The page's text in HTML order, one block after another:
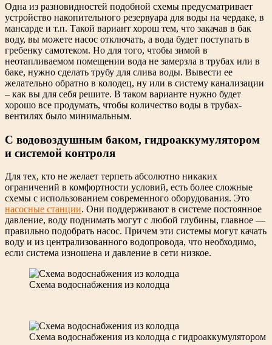
Одна из разновидностей подобной схемы предусматривает
устройство накопительного резервуара для воды на чердаке, в
мансарде и т.п. Такой вариант хорош тем, что закачав в бак
воду, вы можете насос отключать, а вода будет поступать в
гребенку самотеком. Но для того, чтобы зимой в
неотапливаемом помещении вода не замерзла в трубах или в
баке, нужно сделать трубу для слива воды. Вывести ее
желательно обратно в колодец, ну или в систему канализации
– как вы для себя решите. В таком варианте нужно будет
хорошо все продумать, чтобы количество воды в трубах-
вентилях было минимальным.
С водовоздушным баком, гидроаккумулятором
и системой контроля
Для тех, кто не желает терпеть абсолютно никаких
ограничений в комфортности условий, есть более сложные
схемы с использованием современного оборудования. Это
насосные станции. Они поддерживают в системе постоянное
давление, воду поднимать могут с любой глубины, главное —
правильно подобрать насос. Причем эти системы могут качать
воду и из централизованного водопровода, что необходимо,
если система изношена и давление в сети низкое.
Cхема водоснабжения из колодца
Схема водоснабжения из колодца с гидроаккумулятором